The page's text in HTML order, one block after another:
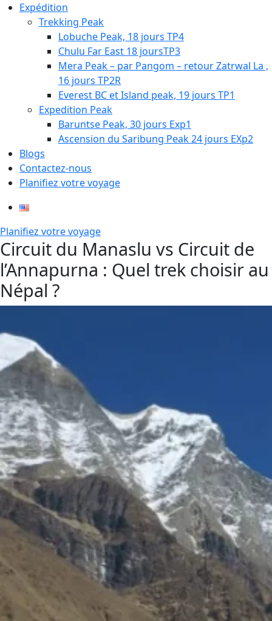
Expédition
Trekking Peak
Lobuche Peak, 18 jours TP4
Chulu Far East 18 joursTP3
Mera Peak – par Pangom – retour Zatrwal La ,
16 jours TP2R
Everest BC et Island peak, 19 jours TP1
Expedition Peak
Baruntse Peak, 30 jours Exp1
Ascension du Saribung Peak 24 jours EXp2
Blogs
Contactez-nous
Planifiez votre voyage
Planifiez votre voyage
Circuit du Manaslu vs Circuit de
l’Annapurna : Quel trek choisir au
Népal ?